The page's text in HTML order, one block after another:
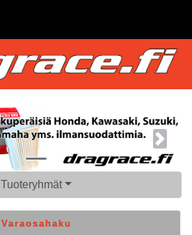
Next
Tuoteryhmät
Varaosahaku